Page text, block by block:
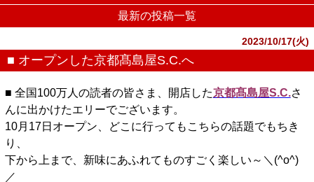
最新の投稿一覧
2023/10/17(火)
■ オープンした京都髙島屋S.C.へ
■ 全国100万人の読者の皆さま、開店した京都髙島屋S.C.さ
んに出かけたエリーでございます。
10月17日オープン、どこに行ってもこちらの話題でもちき
り、
下から上まで、新味にあふれてものすごく楽しい～＼(^o^)
／